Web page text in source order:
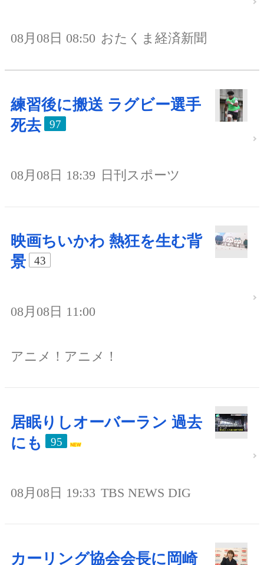
08月08日 08:50 おたくま経済新聞
練習後に搬送 ラグビー選手
死去
97
08月08日 18:39 日刊スポーツ
映画ちいかわ 熱狂を生む背
景
43
08月08日 11:00
アニメ！アニメ！
居眠りしオーバーラン 過去
にも
95
08月08日 19:33 TBS NEWS DIG
カーリング協会会長に岡崎